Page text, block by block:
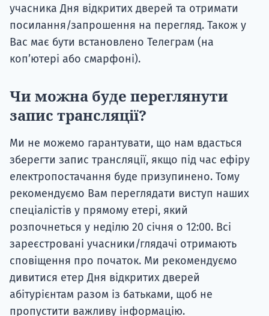
учасника Дня відкритих дверей та отримати
посилання/запрошення на перегляд. Також у
Вас має бути встановлено Телеграм (на
копʼютері або смарфоні).
Чи можна буде переглянути
запис трансляції?
Ми не можемо гарантувати, що нам вдасться
зберегти запис трансляції, якщо під час ефіру
електропостачання буде призупинено. Тому
рекомендуємо Вам переглядати виступ наших
спеціалістів у прямому етері, який
розпочнеться у неділю 20 січня о 12:00. Всі
зареєстровані учасники/глядачі отримають
сповіщення про початок. Ми рекомендуємо
дивитися етер Дня відкритих дверей
абітурієнтам разом із батьками, щоб не
пропустити важливу інформацію.